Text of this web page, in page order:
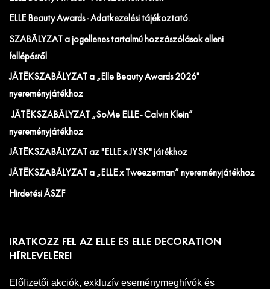
ELLE Beauty Awards - Adatkezelési tájékoztató.
SZABÁLYZAT a jogellenes tartalmú hozzászólások elleni
fellépésről
JÁTÉKSZABÁLYZAT a „Elle Beauty Awards 2026"
nyereményjátékhoz
JÁTÉKSZABÁLYZAT „SoMe ELLE - Calvin Klein”
nyereményjátékhoz
JÁTÉKSZABÁLYZAT az "ELLE x JYSK" játékhoz
JÁTÉKSZABÁLYZAT a „ELLE x Tweezerman” nyereményjátékhoz
Hirdetési ÁSZF
IRATKOZZ FEL AZ ELLE ÉS ELLE DECORATION
HÍRLEVELÉRE!
Előfizetői akciók, exkluzív eseménymeghívók és